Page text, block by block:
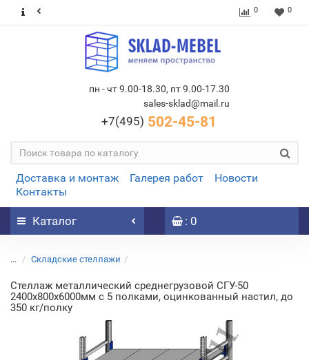
0 0
пн - чт 9.00-18.30, пт 9.00-17.30
sales-sklad@mail.ru
+7(495) 502-45-81
Доставка и монтаж Галерея работ
Новости
Контакты
Каталог : 0
... Складские стеллажи
Стеллаж металлический среднегрузовой СГУ-50
2400х800х6000мм с 5 полками, оцинкованный настил, до
350 кг/полку